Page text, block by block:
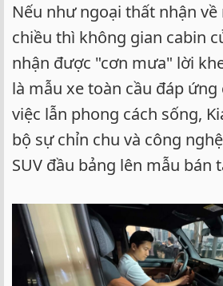
Nếu như ngoại thất nhận
chiều thì không gian cabin
nhận được "cơn mưa" lời
là mẫu xe toàn cầu đáp ứng
việc lẫn phong cách sống,
bộ sự chỉn chu và công
SUV đầu bảng lên mẫu bán